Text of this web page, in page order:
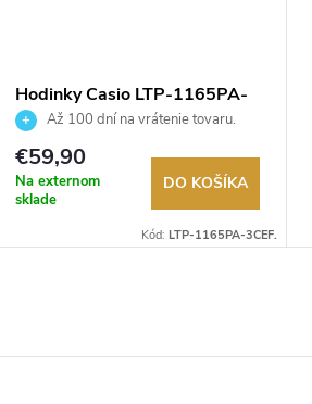
Hodinky Casio LTP-1165PA-
3CEF.Až 100 dní na vrátenie tovaru.
Autorizovaný predajca.
€59,90
Na externom
sklade
DO KOŠÍKA
Kód: LTP-1165PA-3CEF.